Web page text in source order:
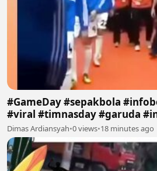
#GameDay #sepakbola
#viral #timnasday #garuda
Dimas Ardiansyah•0 views•18 minutes ago